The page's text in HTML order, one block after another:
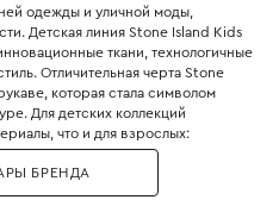
одежды и уличной моды,
Детская линия Stone Island Kids
ткани, технологичные
Отличительная черта Stone
которая стала символом
Для детских коллекций
что и для взрослых:
термочувствительные ткани и
бомберы, пуховики, парки,
джинсы. Каждая модель Stone Island
БРЕНДА